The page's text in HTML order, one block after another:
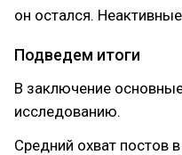
он остался.
Подведем итоги
В заключение
исследованию.
Средний охват постов